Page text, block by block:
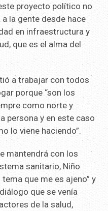
proyecto político no
a la gente desde hace
en infraestructura y
que es el alma del
a trabajar con todos
porque “son los
como norte y
persona y en este caso
lo viene haciendo”.
mantendrá con los
sanitario, Niño
que me es ajeno” y
que se venía
de la salud,